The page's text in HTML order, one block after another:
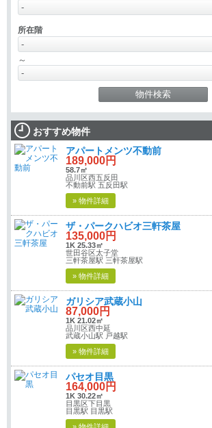
所在階
～
おすすめ物件
アパートメンツ不動前
189,000円
58.7㎡
品川区西五反田
不動前駅 五反田駅
» 物件詳細
ザ・パークハビオ三軒茶屋
135,000円
1K 25.33㎡
世田谷区太子堂
三軒茶屋駅 三軒茶屋駅
» 物件詳細
ガリシア武蔵小山
87,000円
1K 21.02㎡
品川区西中延
武蔵小山駅 戸越駅
» 物件詳細
パセオ目黒
164,000円
1K 30.22㎡
目黒区下目黒
目黒駅 目黒駅